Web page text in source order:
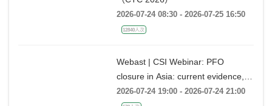
（CTC 2026）
Webast | CSI Webinar: PFO
closure in Asia: current evidence,
emerging indications and future